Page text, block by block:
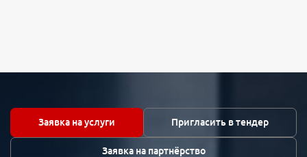
Заявка на услуги Пригласить в тендер
Заявка на партнёрство